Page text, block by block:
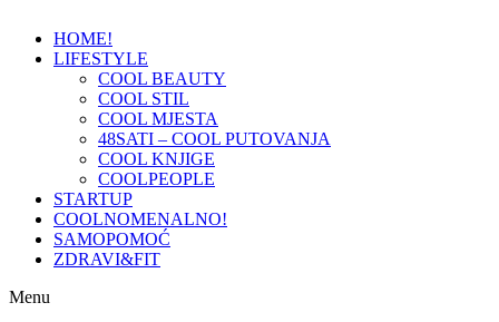
HOME!
LIFESTYLE
COOL BEAUTY
COOL STIL
COOL MJESTA
48SATI – COOL PUTOVANJA
COOL KNJIGE
COOLPEOPLE
STARTUP
COOLNOMENALNO!
SAMOPOMOĆ
ZDRAVI&FIT
Menu